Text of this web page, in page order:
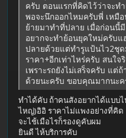
ครับ ตอนแรกที่คิดไว้ว่าจะท
พอจะนึกออกไหมครับพี่ เหมื
ย้ายมาทำที่ปลาย เมื่อก่อนนี้
อยากจะทำย้อนยุคใหม่ครับแ
ปลายด้วยแต่ทำรูแป้นไว2ชุ
ราคา+อีกเท่าไหร่ครับ สนใจ
เพราะรถยังไม่เสร็จครับ แต่
ด้วยนะครับ ขอบคุณมากนะค
ทำได้คับ ถ้าคนสังอยากได้แบบ
ไหญ่)อิอิ ราคาไม่แพงอย่างที่คิด
จะไช้เมือไรก็รองดูคับผม
ยินดี ไห้บริการคับ